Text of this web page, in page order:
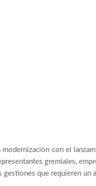
con el
gremiales,
que requieren un